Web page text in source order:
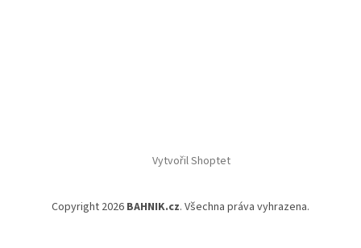
Vytvořil Shoptet
Copyright 2026 BAHNIK.cz. Všechna práva vyhrazena.